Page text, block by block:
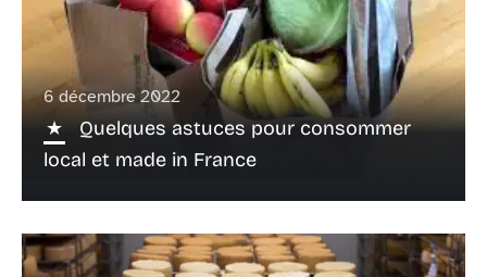
6 décembre 2022
Quelques astuces pour consommer
local et made in France